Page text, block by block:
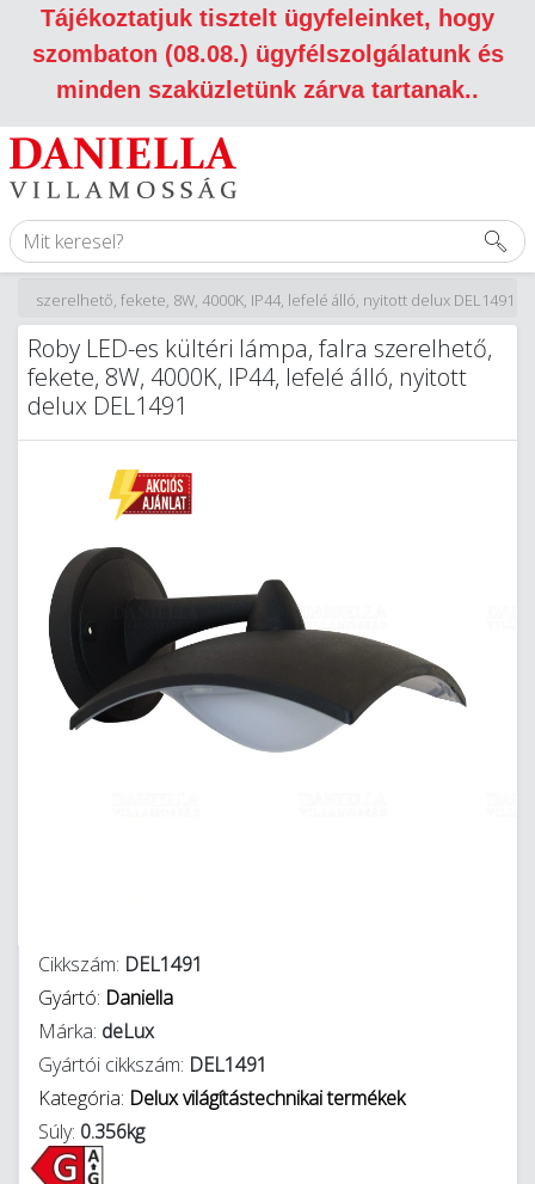
Tájékoztatjuk tisztelt ügyfeleinket, hogy
szombaton (08.08.) ügyfélszolgálatunk és
minden szaküzletünk zárva tartanak..
szerelhető, fekete, 8W, 4000K, IP44, lefelé álló, nyitott delux DEL1491
Roby LED-es kültéri lámpa, falra szerelhető,
fekete, 8W, 4000K, IP44, lefelé álló, nyitott
delux DEL1491
Cikkszám: DEL1491
Gyártó: Daniella
Márka: deLux
Gyártói cikkszám: DEL1491
Kategória: Delux világítástechnikai termékek
Súly: 0.356kg